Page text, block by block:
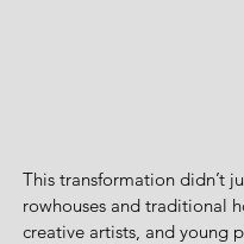
This transformation didn’t
rowhouses and traditional
creative artists, and young